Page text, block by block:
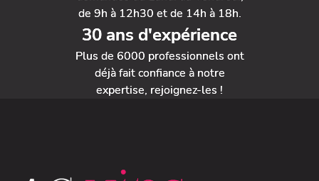
de 9h à 12h30 et de 14h à 18h.
30 ans d'expérience
Plus de 6000 professionnels ont
déjà fait confiance à notre
expertise, rejoignez-les !